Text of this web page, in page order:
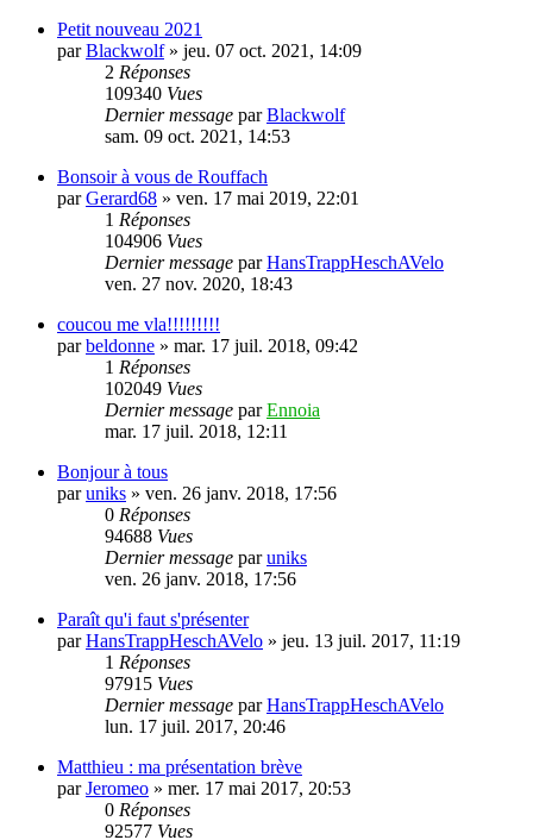
Petit nouveau 2021
parBlackwolf» jeu. 07 oct. 2021, 14:09
2 Réponses
109340 Vues
Dernier message parBlackwolf
sam. 09 oct. 2021, 14:53
Bonsoir à vous de Rouffach
parGerard68 » ven. 17 mai 2019, 22:01
1 Réponses
104906 Vues
Dernier message parHansTrappHeschAVelo
ven. 27 nov. 2020, 18:43
coucou me vla!!!!!!!!!
parbeldonne » mar. 17 juil. 2018, 09:42
1 Réponses
102049 Vues
Dernier message parEnnoia
mar. 17 juil. 2018, 12:11
Bonjour à tous
paruniks » ven. 26 janv. 2018, 17:56
0 Réponses
94688 Vues
Dernier message paruniks
ven. 26 janv. 2018, 17:56
Paraît qu'i faut s'présenter
parHansTrappHeschAVelo » jeu. 13 juil. 2017, 11:19
1 Réponses
97915 Vues
Dernier message parHansTrappHeschAVelo
lun. 17 juil. 2017, 20:46
Matthieu : ma présentation brève
parJeromeo » mer. 17 mai 2017, 20:53
0 Réponses
92577 Vues